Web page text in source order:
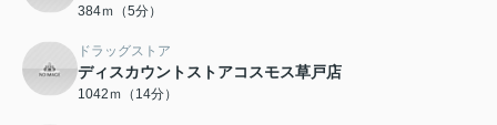
384ｍ（5分）
ドラッグストア
ディスカウントストアコスモス草戸店
1042ｍ（14分）